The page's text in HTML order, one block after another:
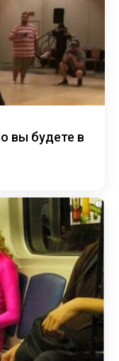
вы будете в
i